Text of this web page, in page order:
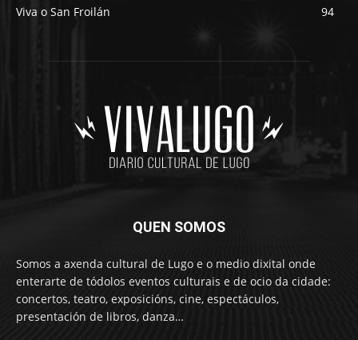
Viva o San Froilán
94
QUEN SOMOS
Somos a axenda cultural de Lugo e o medio dixital onde
enterarte de tódolos eventos culturais e de ocio da cidade:
concertos, teatro, exposicións, cine, espectáculos,
presentación de libros, danza…